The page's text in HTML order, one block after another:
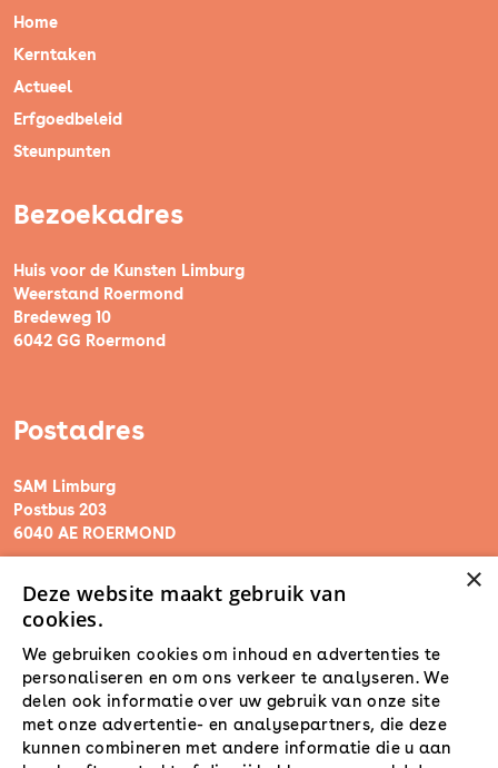
Home
Kerntaken
Actueel
Erfgoedbeleid
Steunpunten
Bezoekadres
Huis voor de Kunsten Limburg
Weerstand Roermond
Bredeweg 10
6042 GG Roermond
Postadres
SAM Limburg
Postbus 203
6040 AE ROERMOND
steunpunt@sam-limburg.nl
0475-399281
×
Deze website maakt gebruik van
cookies.
We gebruiken cookies om inhoud en advertenties te
personaliseren en om ons verkeer te analyseren. We
delen ook informatie over uw gebruik van onze site
met onze advertentie- en analysepartners, die deze
kunnen combineren met andere informatie die u aan